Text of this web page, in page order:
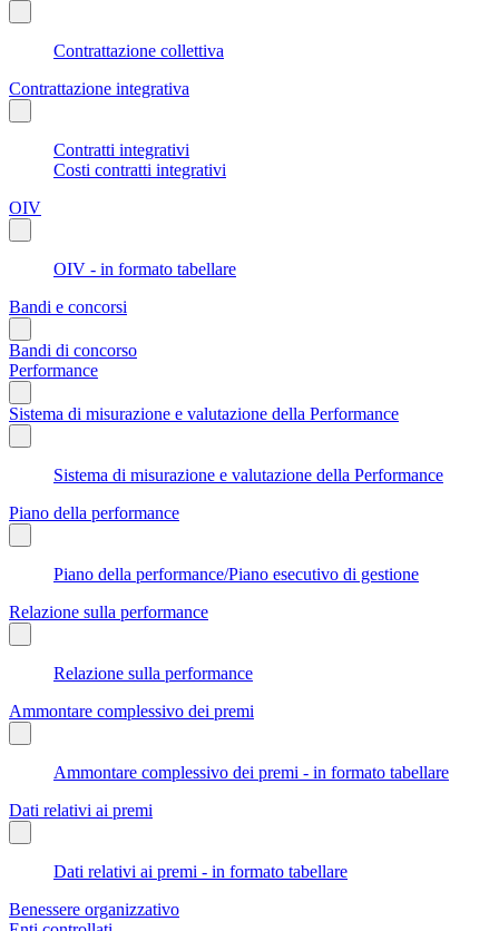
Contrattazione collettiva
Contrattazione integrativa
Contratti integrativi
Costi contratti integrativi
OIV
OIV - in formato tabellare
Bandi e concorsi
Bandi di concorso
Performance
Sistema di misurazione e valutazione della Performance
Sistema di misurazione e valutazione della Performance
Piano della performance
Piano della performance/Piano esecutivo di gestione
Relazione sulla performance
Relazione sulla performance
Ammontare complessivo dei premi
Ammontare complessivo dei premi - in formato tabellare
Dati relativi ai premi
Dati relativi ai premi - in formato tabellare
Benessere organizzativo